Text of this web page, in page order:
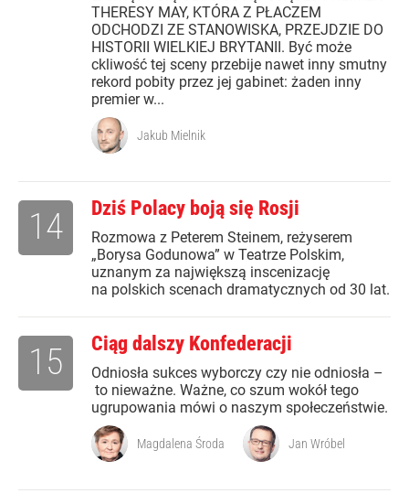
THERESY MAY, KTÓRA Z PŁACZEM
ODCHODZI ZE STANOWISKA, PRZEJDZIE DO
HISTORII WIELKIEJ BRYTANII. Być może
ckliwość tej sceny przebije nawet inny smutny
rekord pobity przez jej gabinet: żaden inny
premier w...
Jakub Mielnik
Dziś Polacy boją się Rosji
Rozmowa z Peterem Steinem, reżyserem
„Borysa Godunowa” w Teatrze Polskim,
uznanym za największą inscenizację
na polskich scenach dramatycznych od 30 lat.
14
Ciąg dalszy Konfederacji
Odniosła sukces wyborczy czy nie odniosła –
to nieważne. Ważne, co szum wokół tego
ugrupowania mówi o naszym społeczeństwie.
15
Magdalena Środa Jan Wróbel